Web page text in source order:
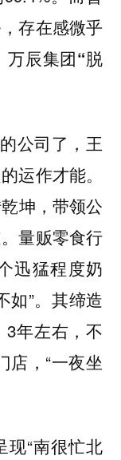
存在感微乎
万辰集团“脱
公司了，王
运作才能。
坤，带领公
量贩零食行
迅猛程度奶
如”。其缔造
3年左右，不
店，“一夜坐
现“南很忙北